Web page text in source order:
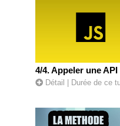
4/4. Appeler une
Détail | Durée de ce